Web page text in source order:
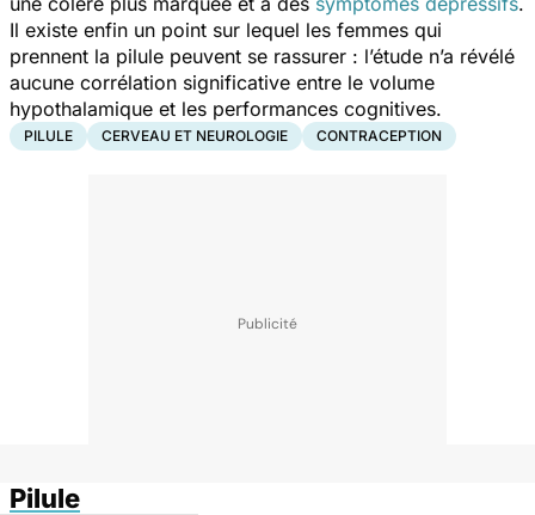
Il existe enfin un point sur lequel les femmes qui
prennent la pilule peuvent se rassurer : l’étude n’a révélé
aucune corrélation significative entre le volume
hypothalamique et les performances cognitives.
PILULE CERVEAU ET NEUROLOGIE CONTRACEPTION
Pilule